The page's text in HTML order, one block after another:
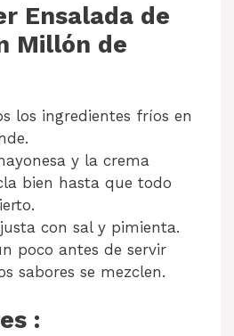
Ensalada de
Millón de
los ingredientes fríos en
y la crema
bien hasta que todo
con sal y pimienta.
poco antes de servir
sabores se mezclen.
: